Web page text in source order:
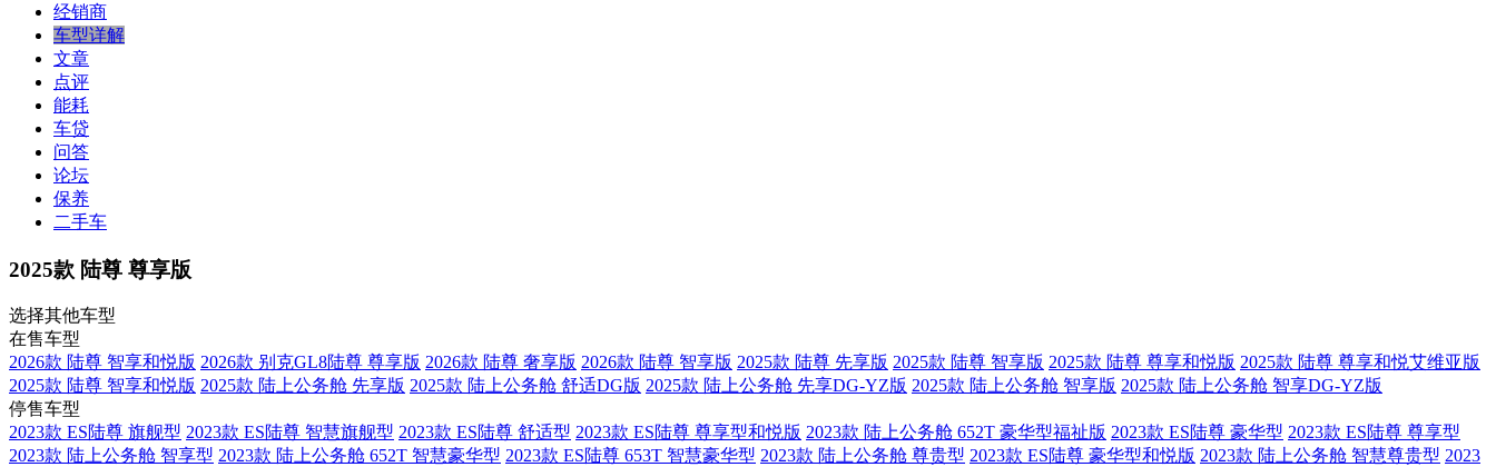
经销商
车型详解
文章
点评
能耗
车贷
问答
论坛
保养
二手车
2025款 陆尊 尊享版
选择其他车型
在售车型
2026款 陆尊 智享和悦版 2026款 别克GL8陆尊 尊享版 2026款 陆尊 奢享版 2026款 陆尊 智享版 2025款 陆尊 先享版 2025款 陆尊 智享版 2025款 陆尊 尊享和悦版 2025款 陆尊 尊享和悦艾维亚版
2025款 陆尊 智享和悦版 2025款 陆上公务舱 先享版 2025款 陆上公务舱 舒适DG版 2025款 陆上公务舱 先享DG-YZ版 2025款 陆上公务舱 智享版 2025款 陆上公务舱 智享DG-YZ版
停售车型
2023款 ES陆尊 旗舰型 2023款 ES陆尊 智慧旗舰型 2023款 ES陆尊 舒适型 2023款 ES陆尊 尊享型和悦版 2023款 陆上公务舱 652T 豪华型福祉版 2023款 ES陆尊 豪华型 2023款 ES陆尊 尊享型
2023款 陆上公务舱 智享型 2023款 陆上公务舱 652T 智慧豪华型 2023款 ES陆尊 653T 智慧豪华型 2023款 陆上公务舱 尊贵型 2023款 ES陆尊 豪华型和悦版 2023款 陆上公务舱 智慧尊贵型 2023